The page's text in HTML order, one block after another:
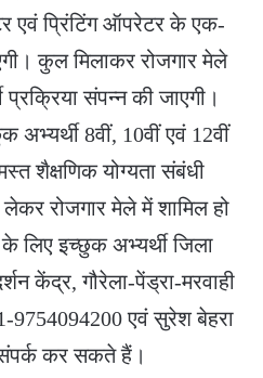
प्रिंटिंग ऑपरेटर के एक-
कुल मिलाकर रोजगार मेले
प्रक्रिया संपन्न की जाएगी।
अभ्यर्थी 8वीं, 10वीं एवं 12वीं
शैक्षणिक योग्यता संबंधी
लेकर रोजगार मेले में शामिल हो
लिए इच्छुक अभ्यर्थी जिला
केंद्र, गौरेला-पेंड्रा-मरवाही
9754094200 एवं सुरेश बेहरा
कर सकते हैं।